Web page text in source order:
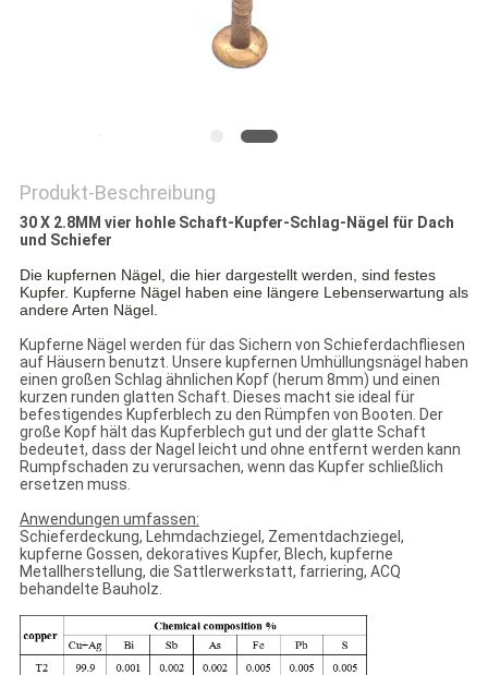
Produkt-Beschreibung
30 X 2.8MM vier hohle Schaft-Kupfer-Schlag-Nägel für Dach
und Schiefer
Die kupfernen Nägel, die hier dargestellt werden, sind festes
Kupfer. Kupferne Nägel haben eine längere Lebenserwartung als
andere Arten Nägel.
Kupferne Nägel werden für das Sichern von Schieferdachfliesen
auf Häusern benutzt. Unsere kupfernen Umhüllungsnägel haben
einen großen Schlag ähnlichen Kopf (herum 8mm) und einen
kurzen runden glatten Schaft. Dieses macht sie ideal für
befestigendes Kupferblech zu den Rümpfen von Booten. Der
große Kopf hält das Kupferblech gut und der glatte Schaft
bedeutet, dass der Nagel leicht und ohne entfernt werden kann
Rumpfschaden zu verursachen, wenn das Kupfer schließlich
ersetzen muss.
Anwendungen umfassen:
Schieferdeckung, Lehmdachziegel, Zementdachziegel,
kupferne Gossen, dekoratives Kupfer, Blech, kupferne
Metallherstellung, die Sattlerwerkstatt, farriering, ACQ
behandelte Bauholz.